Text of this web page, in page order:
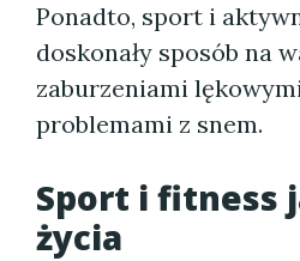
Ponadto, sport i
doskonały sposób na
zaburzeniami
problemami z snem.
Sport i fitness
życia